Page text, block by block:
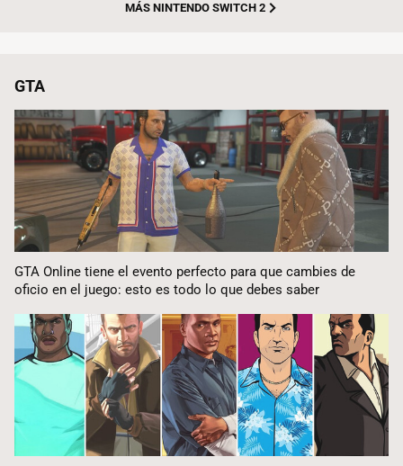
MÁS NINTENDO SWITCH 2
GTA
GTA Online tiene el evento perfecto para que cambies de
oficio en el juego: esto es todo lo que debes saber